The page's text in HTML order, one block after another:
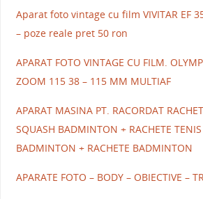
Aparat foto vintage cu film VIVITAR EF
– poze reale pret 50 ron
APARAT FOTO VINTAGE CU FILM.
ZOOM 115 38 – 115 MM MULTIAF
APARAT MASINA PT. RACORDAT
SQUASH BADMINTON + RACHETE
BADMINTON + RACHETE BADMINTON
APARATE FOTO – BODY – OBIECTIVE –